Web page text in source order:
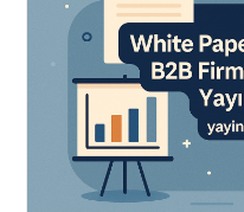
Tez
Ve
Sunum